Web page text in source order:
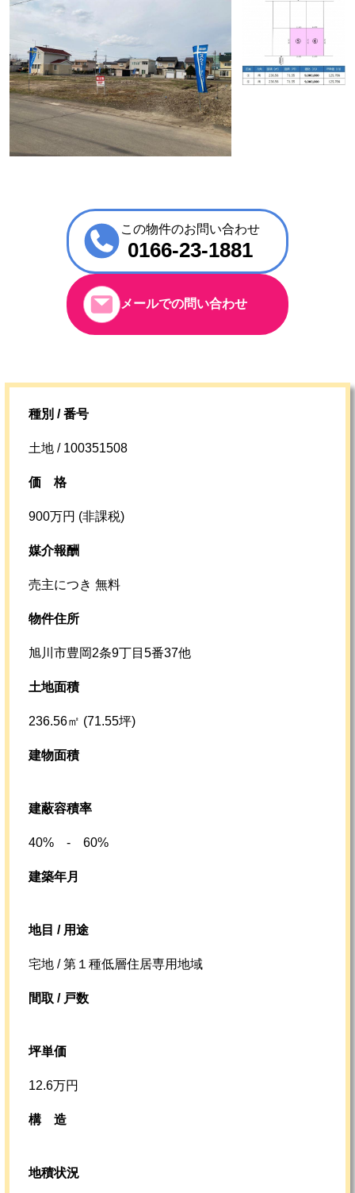
この物件のお問い合わせ
0166-23-1881
メールでの問い合わせ
種別 / 番号
土地 / 100351508
価格
900万円 (非課税)
媒介報酬
売主につき 無料
物件住所
旭川市豊岡2条9丁目5番37他
土地面積
236.56㎡ (71.55坪)
建物面積
建蔽容積率
40% - 60%
建築年月
地目 / 用途
宅地 / 第１種低層住居専用地域
間取 / 戸数
坪単価
12.6万円
構造
地積状況